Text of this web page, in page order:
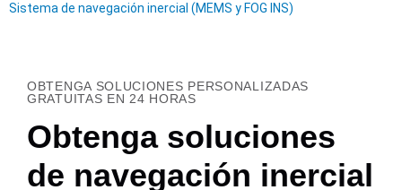
Sistema de navegación inercial (MEMS y FOG INS)
OBTENGA SOLUCIONES PERSONALIZADAS
GRATUITAS EN 24 HORAS
Obtenga soluciones
de navegación inercial